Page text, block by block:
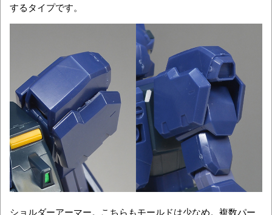
するタイプです。
ショルダーアーマー。こちらもモールドは少なめ。複数パー